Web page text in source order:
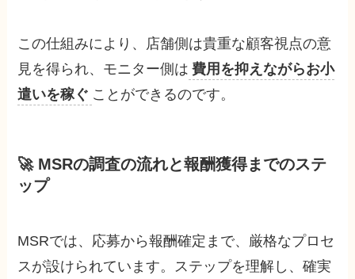
この仕組みにより、店舗側は貴重な顧客視点の意
見を得られ、モニター側は 費用を抑えながらお小
遣いを稼ぐ ことができるのです。
🚀 MSRの調査の流れと報酬獲得までのステ
ップ
MSRでは、応募から報酬確定まで、厳格なプロセ
スが設けられています。ステップを理解し、確実